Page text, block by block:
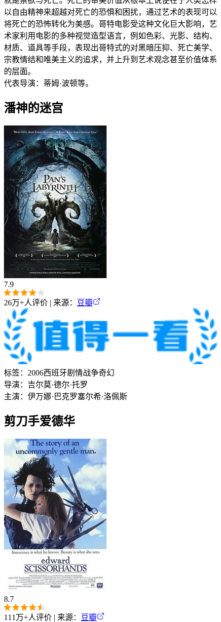
以自由精神来超越对死亡的恐惧和困扰，通过艺术的表现可以
将死亡的恐怖转化为美感。哥特电影受这种文化巨大影响，艺
术家利用电影的多种视觉造型语言，例如色彩、光影、结构、
材质、道具等手段，表现出哥特式的对黑暗压抑、死亡美学、
宗教情结和唯美主义的追求，并上升到艺术观念甚至价值体系
的层面。
代表导演：蒂姆·波顿等。
潘神的迷宫
7.9
26万+人评价 | 来源： 豆瓣
标签： 2006西班牙剧情战争奇幻
导演： 吉尔莫·德尔·托罗
主演： 伊万娜·巴克罗塞尔希·洛佩斯
剪刀手爱德华
8.7
111万+人评价 | 来源： 豆瓣